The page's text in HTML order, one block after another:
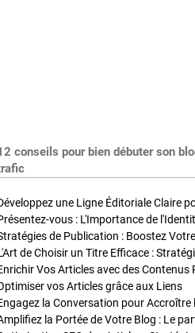
conseils pour bien débuter son
une Ligne Éditoriale Claire
vous : L'Importance de
de Choisir un Titre Efficace :
vos Articles grâce aux Liens
la Conversation pour Accroître
la Portée de Votre Blog : Le